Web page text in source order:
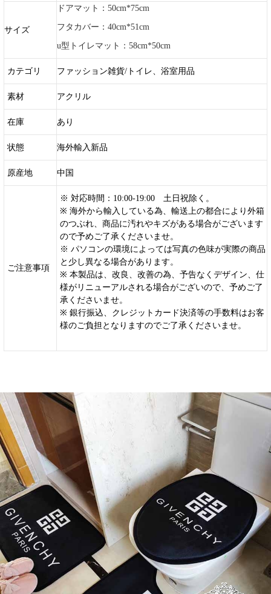
サイズ
ドアマット：50cm*75cm
フタカバー：40cm*51cm
u型トイレマット：58cm*50cm
カテゴリ ファッション雑貨/トイレ、浴室用品
素材 アクリル
在庫 あり
状態 海外輸入新品
原産地 中国
ご注意事項
※ 対応時間：10:00-19:00 土日祝除く。
※ 海外から輸入している為、輸送上の都合により外箱
のつぶれ、商品に汚れやキズがある場合がございます
ので予めご了承くださいませ。
※ パソコンの環境によっては写真の色味が実際の商品
と少し異なる場合があります。
※ 本製品は、改良、改善の為、予告なくデザイン、仕
様がリニューアルされる場合がございので、予めご了
承くださいませ。
※ 銀行振込、クレジットカード決済等の手数料はお客
様のご負担となりますのでご了承くださいませ。